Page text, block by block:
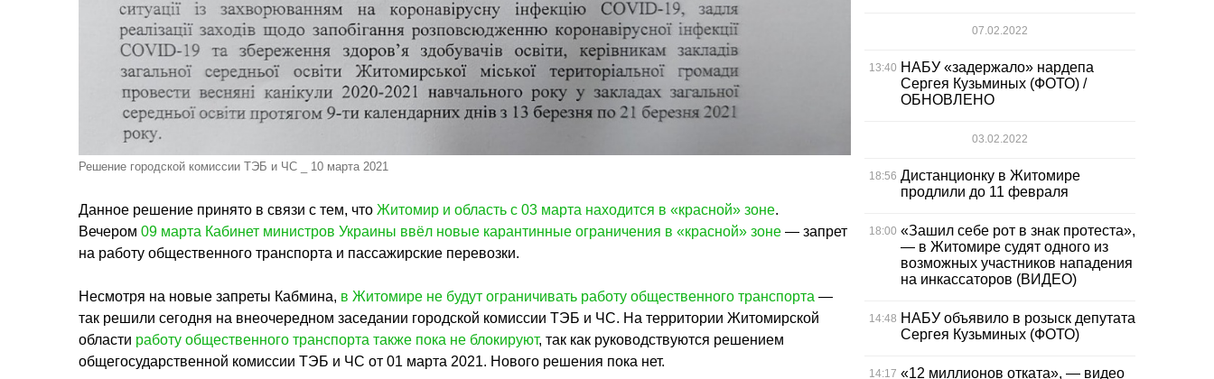
Решение городской комиссии ТЭБ и ЧС _ 10 марта 2021
Данное решение принято в связи с тем, что Житомир и область с 03 марта находится в «красной» зоне.
Вечером 09 марта Кабинет министров Украины ввёл новые карантинные ограничения в «красной» зоне — запрет
на работу общественного транспорта и пассажирские перевозки.
Несмотря на новые запреты Кабмина, в Житомире не будут ограничивать работу общественного транспорта —
так решили сегодня на внеочередном заседании городской комиссии ТЭБ и ЧС. На территории Житомирской
области работу общественного транспорта также пока не блокируют, так как руководствуются решением
общегосударственной комиссии ТЭБ и ЧС от 01 марта 2021. Нового решения пока нет.
07.02.2022
13:40 НАБУ «задержало» нардепа
Сергея Кузьминых (ФОТО) /
ОБНОВЛЕНО
03.02.2022
18:56 Дистанционку в Житомире
продлили до 11 февраля
18:00 «Зашил себе рот в знак протеста»,
— в Житомире судят одного из
возможных участников нападения
на инкассаторов (ВИДЕО)
14:48 НАБУ объявило в розыск депутата
Сергея Кузьминых (ФОТО)
14:17 «12 миллионов отката», — видео